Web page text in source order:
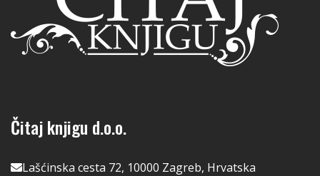
Čitaj knjigu d.o.o.
Lašćinska cesta 72, 10000 Zagreb, Hrvatska